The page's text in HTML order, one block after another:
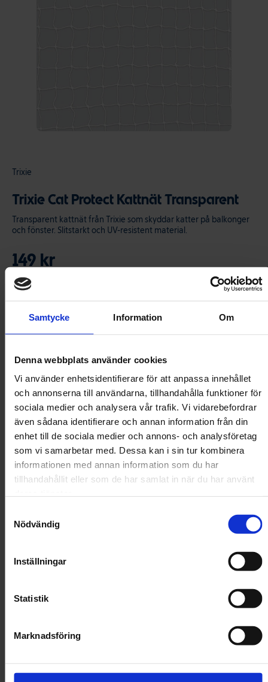
Samtycke Information Om
Denna webbplats använder cookies
Vi använder enhetsidentifierare för att anpassa innehållet
och annonserna till användarna, tillhandahålla funktioner för
sociala medier och analysera vår trafik. Vi vidarebefordrar
även sådana identifierare och annan information från din
enhet till de sociala medier och annons- och analysföretag
som vi samarbetar med. Dessa kan i sin tur kombinera
informationen med annan information som du har
tillhandahållit eller som de har samlat in när du har använt
Nödvändig
Inställningar
Statistik
Marknadsföring
Trixie
Trixie Cat Protect Kattnät Transparent
Transparent kattnät från Trixie som skyddar katter på balkonger
och fönster. Slitstarkt och UV-resistent material.
149 kr
Storlek
4x3 m
8x3 m
Bara 2 kvar. Beställ snart!
Handla för 599 kr till för fri frakt!
för Trixie
Cat Protect
för
Cat
UV-resistent och vädertåligt